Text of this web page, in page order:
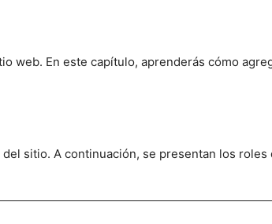
web. En este capítulo, aprenderás cómo
sitio. A continuación, se presentan los roles